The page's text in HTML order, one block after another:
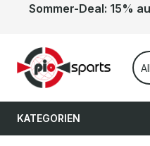
Hauptinhalt springen
Zur Suche springen
Zur Hauptnavigation
Sommer-Deal: 15%
KATEGORIEN